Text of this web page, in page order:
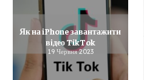
Як на iPhone завантажити
відео TikTok
19 Червня 2023